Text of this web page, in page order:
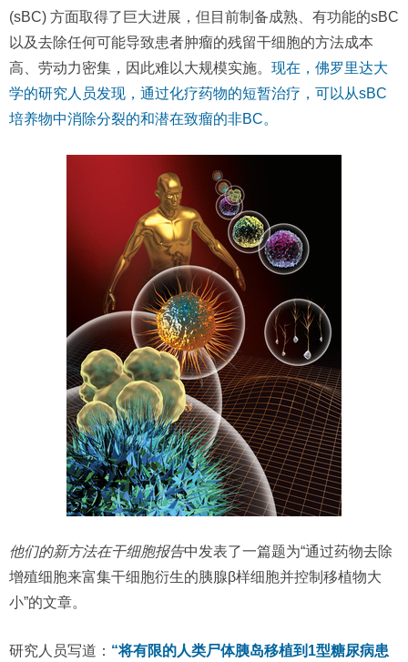
(sBC) 方面取得了巨大进展，但目前制备成熟、有功能的sBC
以及去除任何可能导致患者肿瘤的残留干细胞的方法成本
高、劳动力密集，因此难以大规模实施。 现在，佛罗里达大
学的研究人员发现，通过化疗药物的短暂治疗，可以从sBC
培养物中消除分裂的和潜在致瘤的非BC。
他们的新方法在干细胞报告中发表了一篇题为“通过药物去除
增殖细胞来富集干细胞衍生的胰腺β样细胞并控制移植物大
小”的文章。
研究人员写道： “将有限的人类尸体胰岛移植到1型糖尿病患